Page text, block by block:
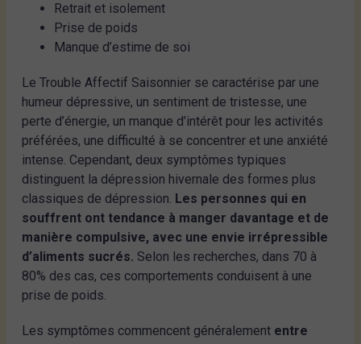
Retrait et isolement
Prise de poids
Manque d’estime de soi
Le Trouble Affectif Saisonnier se caractérise par une
humeur dépressive, un sentiment de tristesse, une
perte d’énergie, un manque d’intérêt pour les activités
préférées, une difficulté à se concentrer et une anxiété
intense. Cependant, deux symptômes typiques
distinguent la dépression hivernale des formes plus
classiques de dépression. Les personnes qui en
souffrent ont tendance à manger davantage et de
manière compulsive, avec une envie irrépressible
d’aliments sucrés. Selon les recherches, dans 70 à
80% des cas, ces comportements conduisent à une
prise de poids.
Les symptômes commencent généralement entre